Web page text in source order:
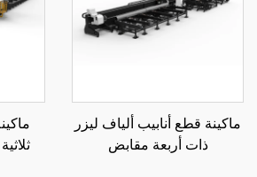
ماكينة قطع أنابيب ألياف ليزر
ذات أربعة مقابض